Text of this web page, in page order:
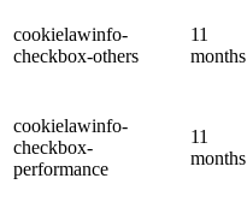
cookielawinfo-
checkbox-others
11
months
cookielawinfo-
checkbox-
performance
11
months